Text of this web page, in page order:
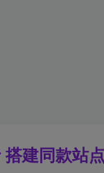
搭建同款站点